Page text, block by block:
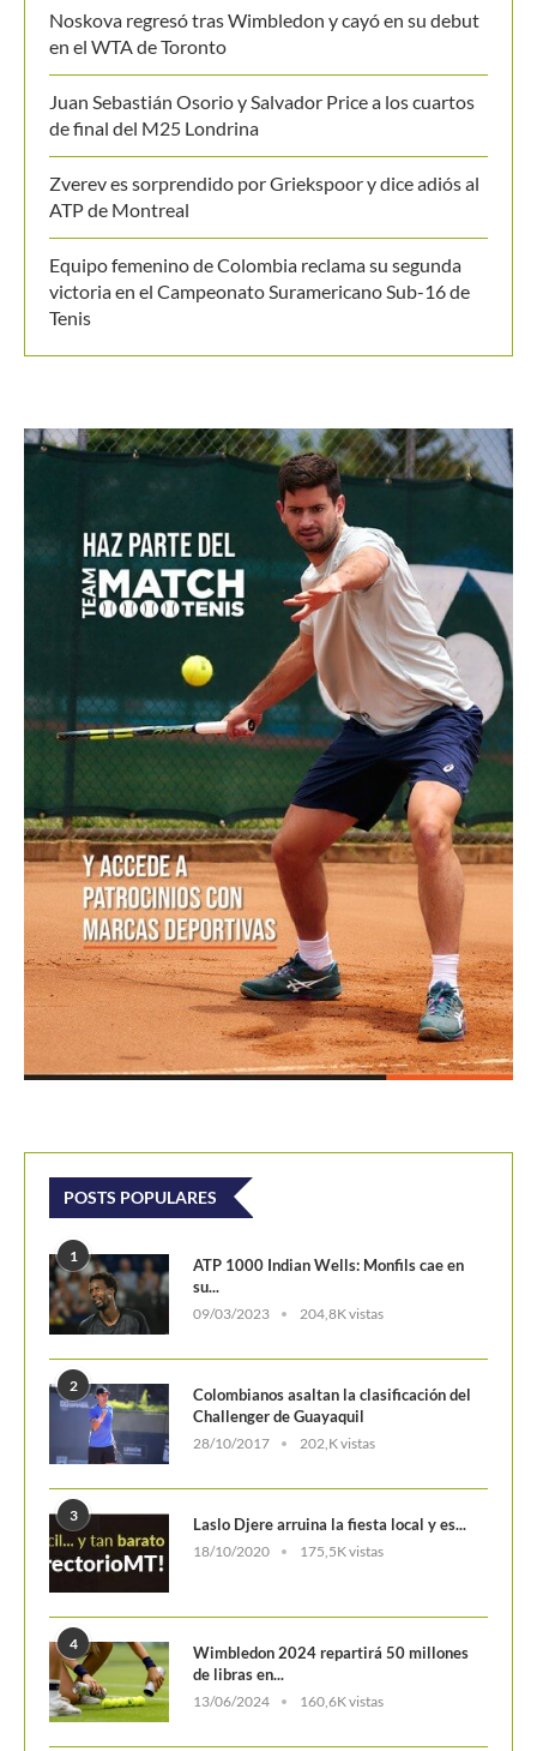
Noskova regresó tras Wimbledon y cayó en su debut
en el WTA de Toronto
Juan Sebastián Osorio y Salvador Price a los cuartos
de final del M25 Londrina
Zverev es sorprendido por Griekspoor y dice adiós al
ATP de Montreal
Equipo femenino de Colombia reclama su segunda
victoria en el Campeonato Suramericano Sub-16 de
Tenis
POSTS POPULARES
1
ATP 1000 Indian Wells: Monfils cae en
su...
09/03/2023 204,8K vistas
2
Colombianos asaltan la clasificación del
Challenger de Guayaquil
28/10/2017 202,K vistas
3 Laslo Djere arruina la fiesta local y es...
18/10/2020 175,5K vistas
4
Wimbledon 2024 repartirá 50 millones
de libras en...
13/06/2024 160,6K vistas